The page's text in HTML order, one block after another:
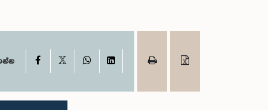
Facebook WhatsAppLinkedIn